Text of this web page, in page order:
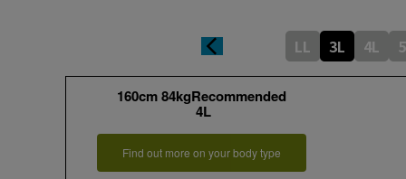
LL 3L 4L
160cm 84kgRecommended
4L
Find out more on your body type